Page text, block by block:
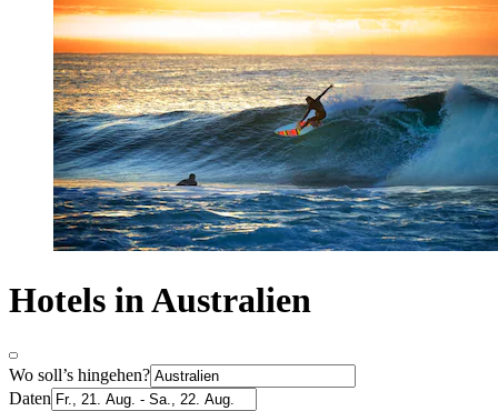
Hotels in Australien
Wo soll’s hingehen?
Daten